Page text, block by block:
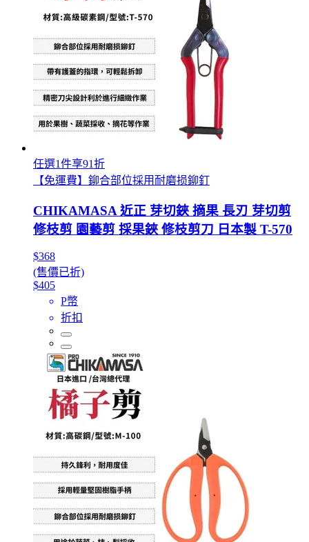
任選1件享91折
【免運費】鉚合部位採用耐磨损鉚釘
CHIKAMASA 近正 芽切鋏 摘果 長刃 芽切剪
修枝剪 園藝剪 採果鋏 修枝剪刀 日本製 T-570
$368
(售價已折)
$405
P幣
折扣